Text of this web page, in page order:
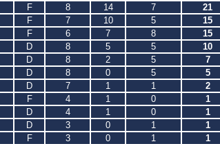
F 8 14 7 21
F 7 10 5 15
F 6 7 8 15
D 8 5 5 10
D 8 2 5 7
D 8 0 5 5
D 7 1 1 2
F 4 1 0 1
D 4 1 0 1
D 3 0 1 1
F 3 0 1 1